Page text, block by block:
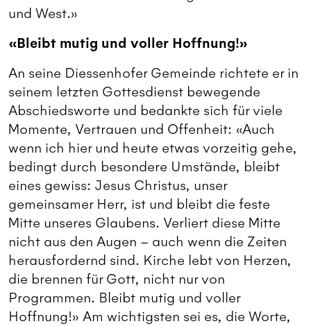
und West.»
«Bleibt mutig und voller Hoffnung!»
An seine Diessenhofer Gemeinde richtete er in
seinem letzten Gottesdienst bewegende
Abschiedsworte und bedankte sich für viele
Momente, Vertrauen und Offenheit: «Auch
wenn ich hier und heute etwas vorzeitig gehe,
bedingt durch besondere Umstände, bleibt
eines gewiss: Jesus Christus, unser
gemeinsamer Herr, ist und bleibt die feste
Mitte unseres Glaubens. Verliert diese Mitte
nicht aus den Augen – auch wenn die Zeiten
herausfordernd sind. Kirche lebt von Herzen,
die brennen für Gott, nicht nur von
Programmen. Bleibt mutig und voller
Hoffnung!» Am wichtigsten sei es, die Worte,